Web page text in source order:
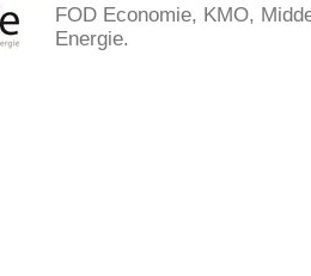
FOD Economie, KMO,
Energie.